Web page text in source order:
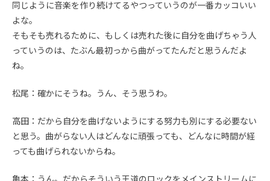
同じように音楽を作り続けてるやつっていうのが一番カッコいい
よな。
そもそも売れるために、もしくは売れた後に自分を曲げちゃう人
っていうのは、たぶん最初っから曲がってたんだと思うんだよ
ね。
松尾：確かにそうね。うん、そう思うわ。
高田：だから自分を曲げないようにする努力も別にする必要ない
と思う。曲がらない人はどんなに頑張っても、どんなに時間が経
っても曲げられないからね。